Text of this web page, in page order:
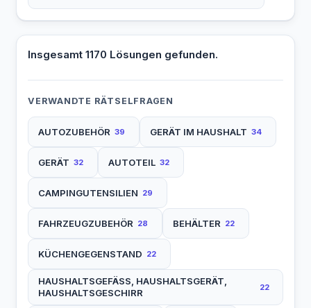
Insgesamt 1170 Lösungen gefunden.
VERWANDTE RÄTSELFRAGEN
AUTOZUBEHÖR 39 GERÄT IM HAUSHALT 34
GERÄT 32 AUTOTEIL 32
CAMPINGUTENSILIEN 29
FAHRZEUGZUBEHÖR 28 BEHÄLTER 22
KÜCHENGEGENSTAND 22
HAUSHALTSGEFÄSS, HAUSHALTSGERÄT,
HAUSHALTSGESCHIRR
22